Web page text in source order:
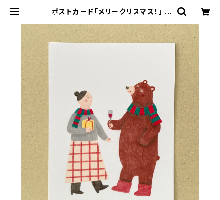
ポストカード「メリークリスマス！」 |